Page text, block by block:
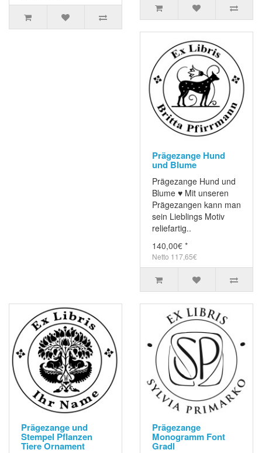
Prägezange Hund
und Blume
Prägezange Hund und
Blume ♥ Mit unseren
Prägezangen kann man
sein Lieblings Motiv
reliefartig..
140,00€ *
Netto 117,65€
Prägezange und
Stempel Pflanzen
Tiere Ornament
Prägezange
Monogramm Font
Gradl